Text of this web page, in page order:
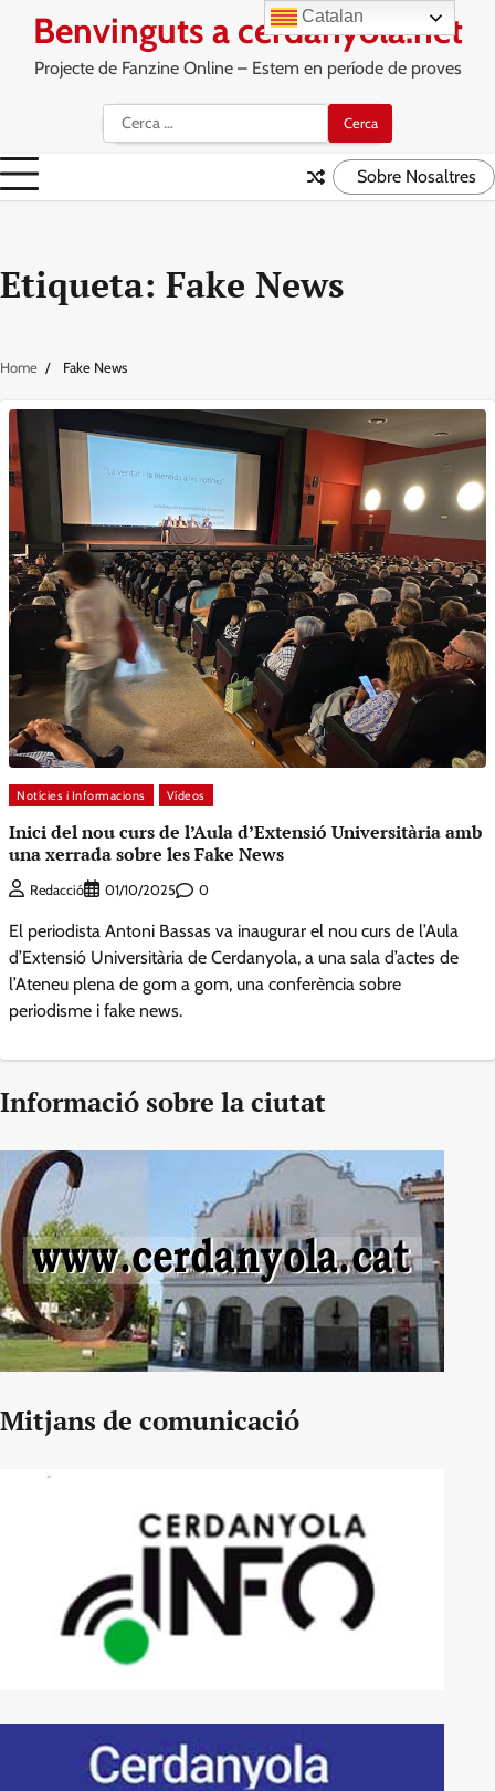
content
Benvinguts a cerdanyola.net
Projecte de Fanzine Online – Estem en període de proves
Cerca:
Sobre Nosaltres
Etiqueta: Fake News
Home Fake News
Notícies i Informacions Vídeos
Inici del nou curs de l’Aula d’Extensió Universitària amb
una xerrada sobre les Fake News
Redacció 01/10/2025 0
El periodista Antoni Bassas va inaugurar el nou curs de l’Aula
d’Extensió Universitària de Cerdanyola, a una sala d’actes de
l’Ateneu plena de gom a gom, una conferència sobre
periodisme i fake news.
Informació sobre la ciutat
Mitjans de comunicació
Catalan